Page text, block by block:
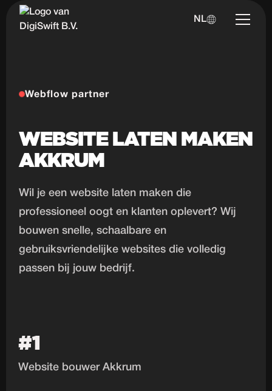
NL
Webflow partner
WEBSITE LATEN MAKEN
AKKRUM
Wil je een website laten maken die
professioneel oogt en klanten oplevert? Wij
bouwen snelle, schaalbare en
gebruiksvriendelijke websites die volledig
passen bij jouw bedrijf.
#1
Website bouwer Akkrum